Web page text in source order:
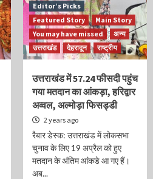
Editor’s Picks
Featured Story
Main Story
You may have missed
अन्य
उत्तराखंड
देहरादून राष्ट्रीय
उत्तराखंड में 57.24 फीसदी पहुंच
गया मतदान का आंकड़ा, हरिद्वार
अव्वल, अल्मोड़ा फिसड्डी
2 years ago
रैबार डेस्क: उत्तराखंड में लोकसभा
चुनाव के लिए 19 अप्रैल को हुए
मतदान के अंतिम आंकडे आ गए हैं।
अब...